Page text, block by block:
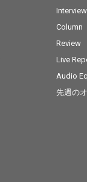
Interview
Column
Review
Live
Audio
先週の